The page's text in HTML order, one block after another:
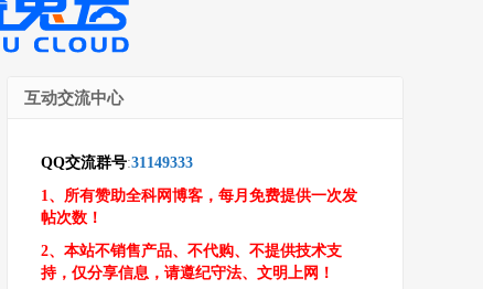
互动交流中心
QQ交流群号:31149333
1、所有赞助全科网博客，每月免费提供一次发
帖次数！
2、本站不销售产品、不代购、不提供技术支
持，仅分享信息，请遵纪守法、文明上网！